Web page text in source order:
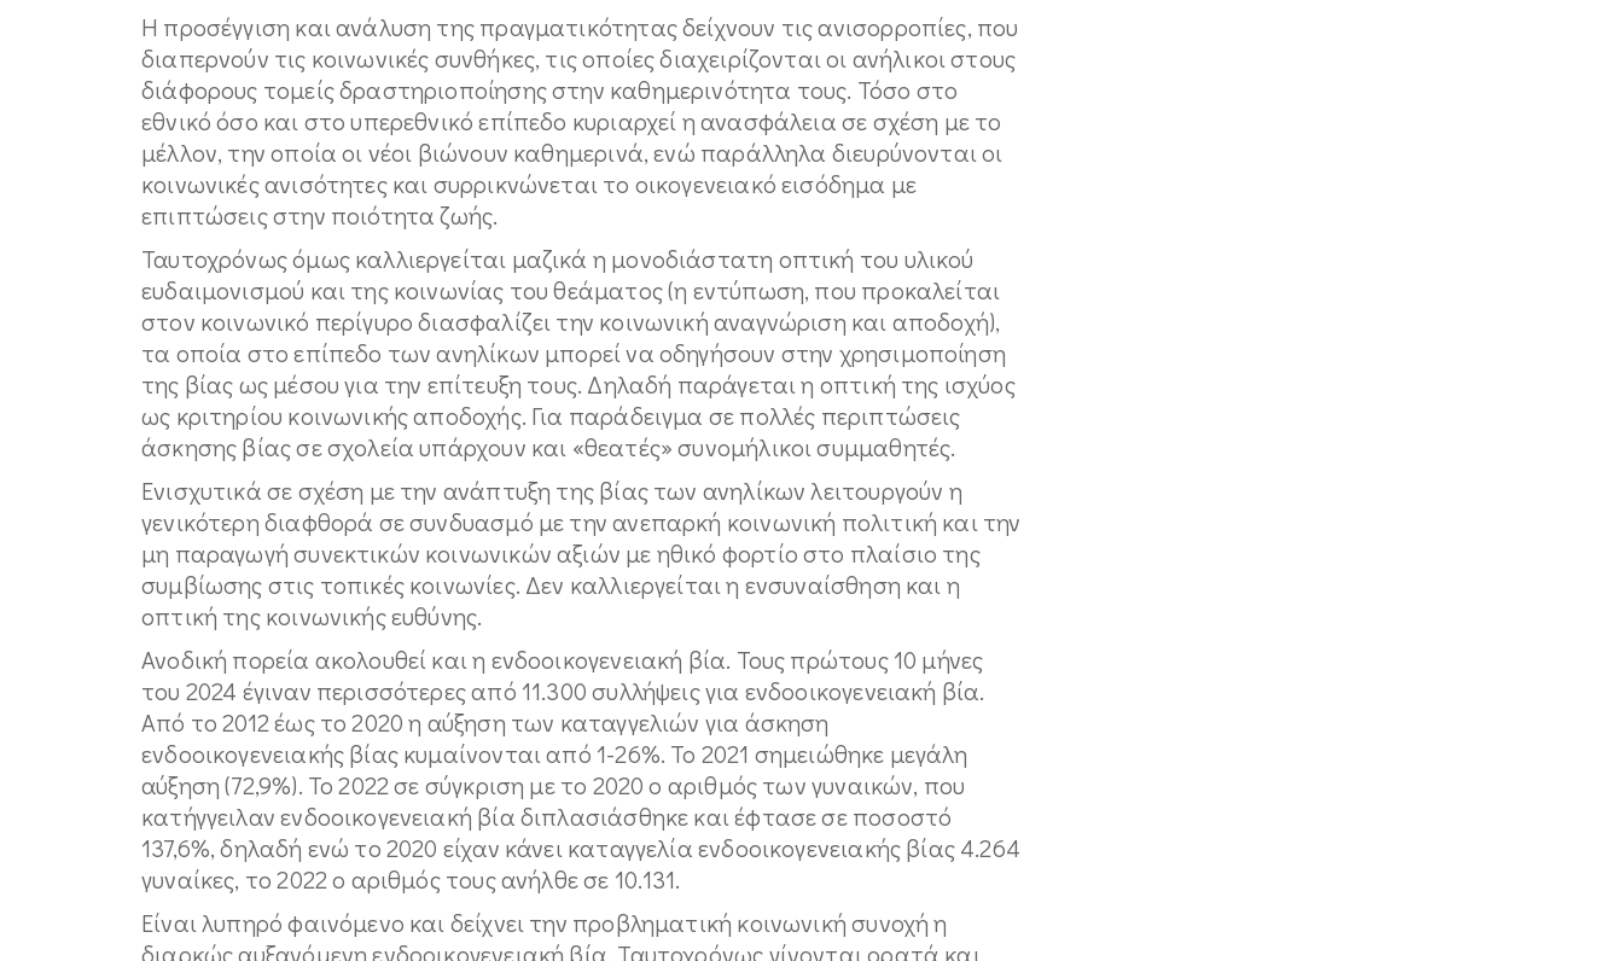
Η προσέγγιση και ανάλυση της πραγματικότητας δείχνουν τις ανισορροπίες, που
διαπερνούν τις κοινωνικές συνθήκες, τις οποίες διαχειρίζονται οι ανήλικοι στους
διάφορους τομείς δραστηριοποίησης στην καθημερινότητα τους. Τόσο στο
εθνικό όσο και στο υπερεθνικό επίπεδο κυριαρχεί η ανασφάλεια σε σχέση με το
μέλλον, την οποία οι νέοι βιώνουν καθημερινά, ενώ παράλληλα διευρύνονται οι
κοινωνικές ανισότητες και συρρικνώνεται το οικογενειακό εισόδημα με
επιπτώσεις στην ποιότητα ζωής.
Ταυτοχρόνως όμως καλλιεργείται μαζικά η μονοδιάστατη οπτική του υλικού
ευδαιμονισμού και της κοινωνίας του θεάματος (η εντύπωση, που προκαλείται
στον κοινωνικό περίγυρο διασφαλίζει την κοινωνική αναγνώριση και αποδοχή),
τα οποία στο επίπεδο των ανηλίκων μπορεί να οδηγήσουν στην χρησιμοποίηση
της βίας ως μέσου για την επίτευξη τους. Δηλαδή παράγεται η οπτική της ισχύος
ως κριτηρίου κοινωνικής αποδοχής. Για παράδειγμα σε πολλές περιπτώσεις
άσκησης βίας σε σχολεία υπάρχουν και «θεατές» συνομήλικοι συμμαθητές.
Ενισχυτικά σε σχέση με την ανάπτυξη της βίας των ανηλίκων λειτουργούν η
γενικότερη διαφθορά σε συνδυασμό με την ανεπαρκή κοινωνική πολιτική και την
μη παραγωγή συνεκτικών κοινωνικών αξιών με ηθικό φορτίο στο πλαίσιο της
συμβίωσης στις τοπικές κοινωνίες. Δεν καλλιεργείται η ενσυναίσθηση και η
οπτική της κοινωνικής ευθύνης.
Ανοδική πορεία ακολουθεί και η ενδοοικογενειακή βία. Τους πρώτους 10 μήνες
του 2024 έγιναν περισσότερες από 11.300 συλλήψεις για ενδοοικογενειακή βία.
Από το 2012 έως το 2020 η αύξηση των καταγγελιών για άσκηση
ενδοοικογενειακής βίας κυμαίνονται από 1-26%. Το 2021 σημειώθηκε μεγάλη
αύξηση (72,9%). Το 2022 σε σύγκριση με το 2020 ο αριθμός των γυναικών, που
κατήγγειλαν ενδοοικογενειακή βία διπλασιάσθηκε και έφτασε σε ποσοστό
137,6%, δηλαδή ενώ το 2020 είχαν κάνει καταγγελία ενδοοικογενειακής βίας 4.264
γυναίκες, το 2022 ο αριθμός τους ανήλθε σε 10.131.
Είναι λυπηρό φαινόμενο και δείχνει την προβληματική κοινωνική συνοχή η
διαρκώς αυξανόμενη ενδοοικογενειακή βία. Ταυτοχρόνως γίνονται ορατά και